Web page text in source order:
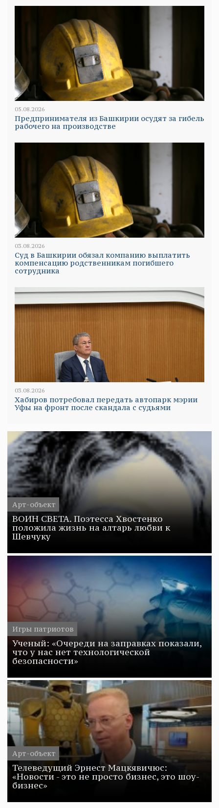
05.08.2026
Предпринимателя из Башкирии осудят за гибель
рабочего на производстве
03.08.2026
Суд в Башкирии обязал компанию выплатить
компенсацию родственникам погибшего
сотрудника
03.08.2026
Хабиров потребовал передать автопарк мэрии
Уфы на фронт после скандала с судьями
Арт-объект
ВОИН СВЕТА. Поэтесса Хвостенко
положила жизнь на алтарь любви к
Шевчуку
Игры патриотов
Ученый: «Очереди на заправках показали,
что у нас нет технологической
безопасности»
Арт-объект
Телеведущий Эрнест Мацкявичюс:
«Новости - это не просто бизнес, это шоу-
бизнес»